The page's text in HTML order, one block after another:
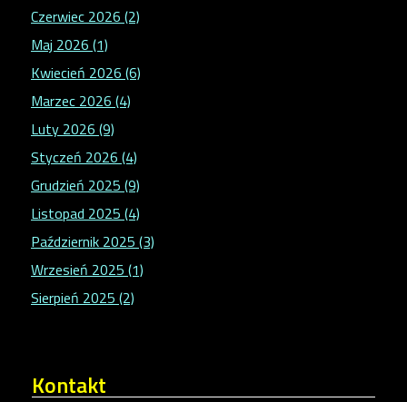
Czerwiec 2026 (2)
Maj 2026 (1)
Kwiecień 2026 (6)
Marzec 2026 (4)
Luty 2026 (9)
Styczeń 2026 (4)
Grudzień 2025 (9)
Listopad 2025 (4)
Październik 2025 (3)
Wrzesień 2025 (1)
Sierpień 2025 (2)
Kontakt